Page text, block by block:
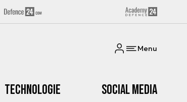
Menu
Technologie Social media